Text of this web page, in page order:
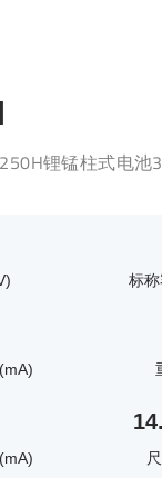
锂锰柱式电池
标